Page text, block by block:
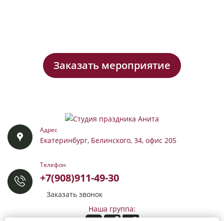
Заказать мероприятие
Адрес
Екатеринбург, Белинского, 34, офис 205
Телефон
+7(908)911-49-30
Заказать звонок
Наша группа: